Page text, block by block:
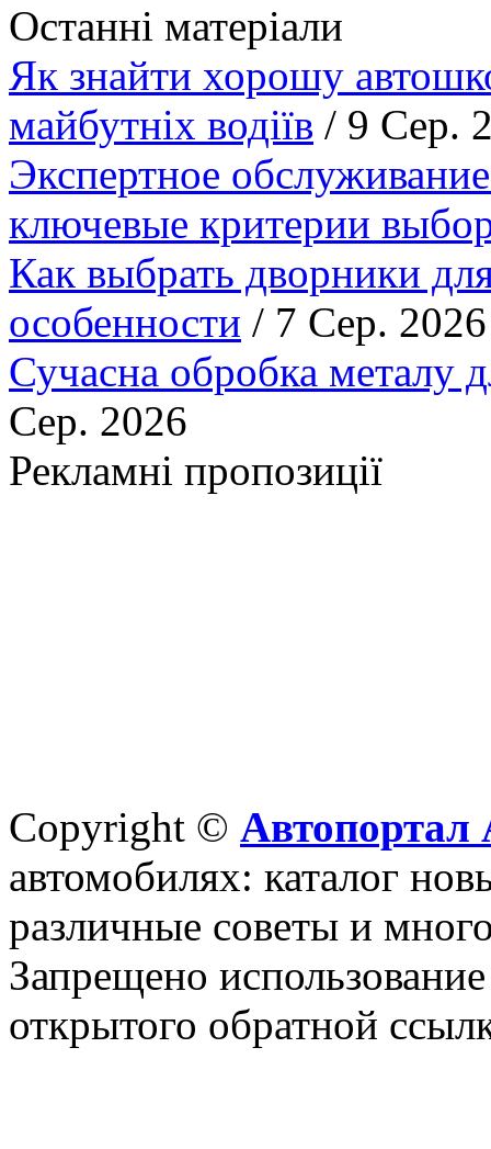
Останні матеріали
Як знайти хорошу
майбутніх водіїв / 9 Сер.
Экспертное
ключевые критерии
Как выбрать дворники
особенности / 7 Сер. 2026
Сучасна обробка металу
Сер. 2026
Рекламні пропозиції
Copyright © Автопортал
автомобилях: каталог
различные советы и
Запрещено
открытого обратной